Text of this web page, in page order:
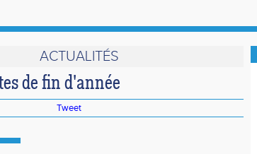
ACTUALITÉS
de fin d'année
Tweet